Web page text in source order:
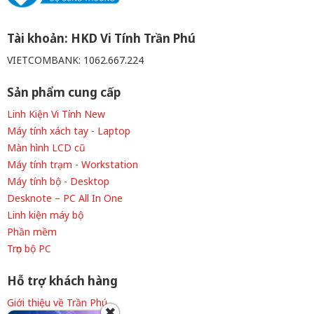
Tài khoản: HKD Vi Tính Trần Phú
VIETCOMBANK: 1062.667.224
Sản phẩm cung cấp
Linh Kiện Vi Tính New
Máy tính xách tay - Laptop
Màn hình LCD cũ
Máy tính trạm - Workstation
Máy tính bộ - Desktop
Desknote – PC All In One
Linh kiện máy bộ
Phần mềm
Trọn bộ PC
Hỗ trợ khách hàng
Giới thiệu về Trần Phú